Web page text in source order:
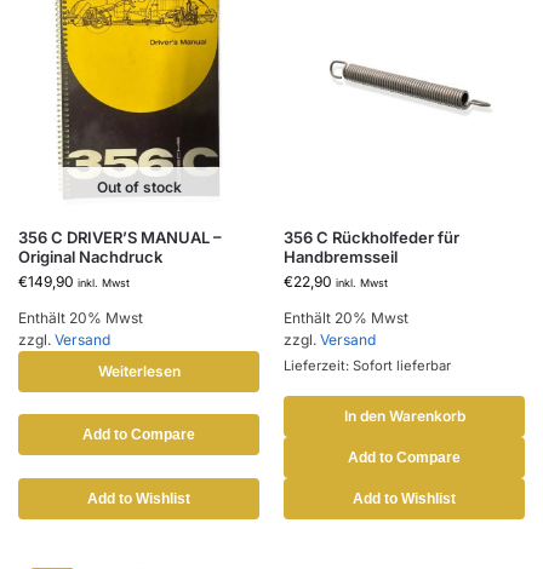
Out of stock
356 C DRIVER’S MANUAL –
Original Nachdruck
€149,90 inkl. Mwst
Enthält 20% Mwst
zzgl. Versand
Weiterlesen
Add to Compare
Add to Wishlist
356 C Rückholfeder für
Handbremsseil
€22,90 inkl. Mwst
Enthält 20% Mwst
zzgl. Versand
Lieferzeit: Sofort lieferbar
In den Warenkorb
Add to Compare
Add to Wishlist